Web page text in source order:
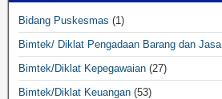
Bidang Puskesmas (1)
Bimtek/ Diklat Pengadaan Barang dan Jasa
Bimtek/Diklat Kepegawaian (27)
Bimtek/Diklat Keuangan (53)